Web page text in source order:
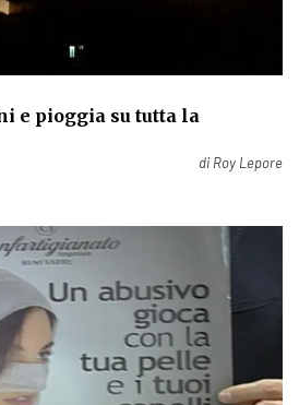
e pioggia su tutta la
di Roy Lepore